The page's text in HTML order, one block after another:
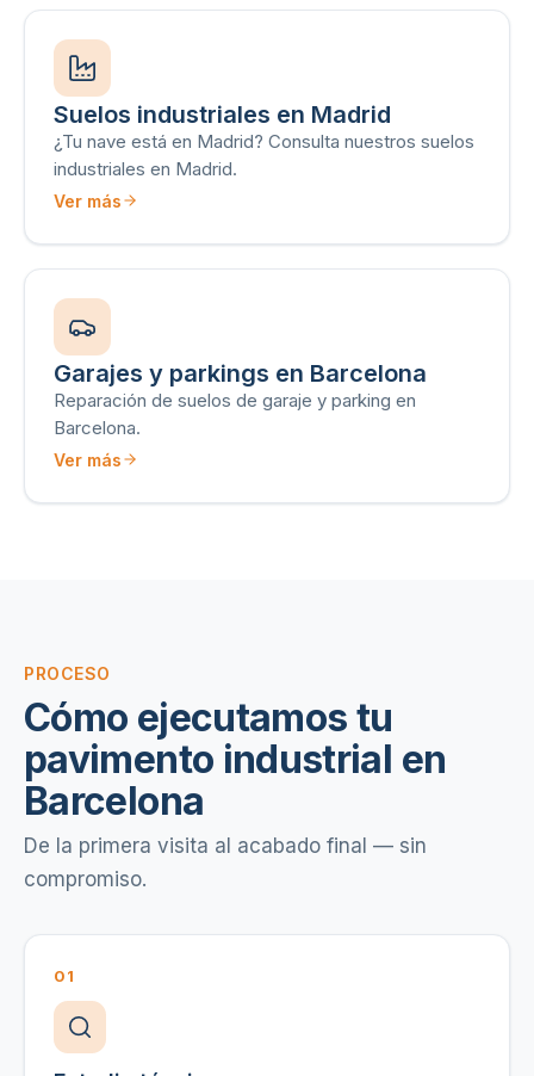
Suelos industriales en Madrid
¿Tu nave está en Madrid? Consulta nuestros suelos
industriales en Madrid.
Ver más
Garajes y parkings en Barcelona
Reparación de suelos de garaje y parking en
Barcelona.
Ver más
PROCESO
Cómo ejecutamos tu
pavimento industrial en
Barcelona
De la primera visita al acabado final — sin
compromiso.
01